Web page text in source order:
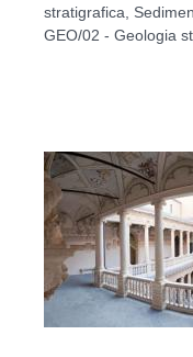
stratigrafica,
GEO/02 - Geologia